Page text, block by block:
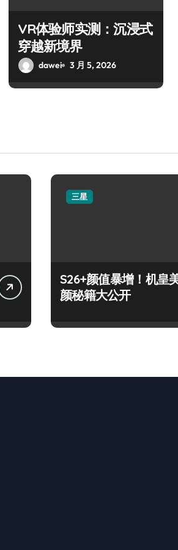
VR体验师实测：沉浸式
穿越新境界
dawei 3 月 5, 2026
三星
S26+颜值暴增！机皇
颜秘籍大公开